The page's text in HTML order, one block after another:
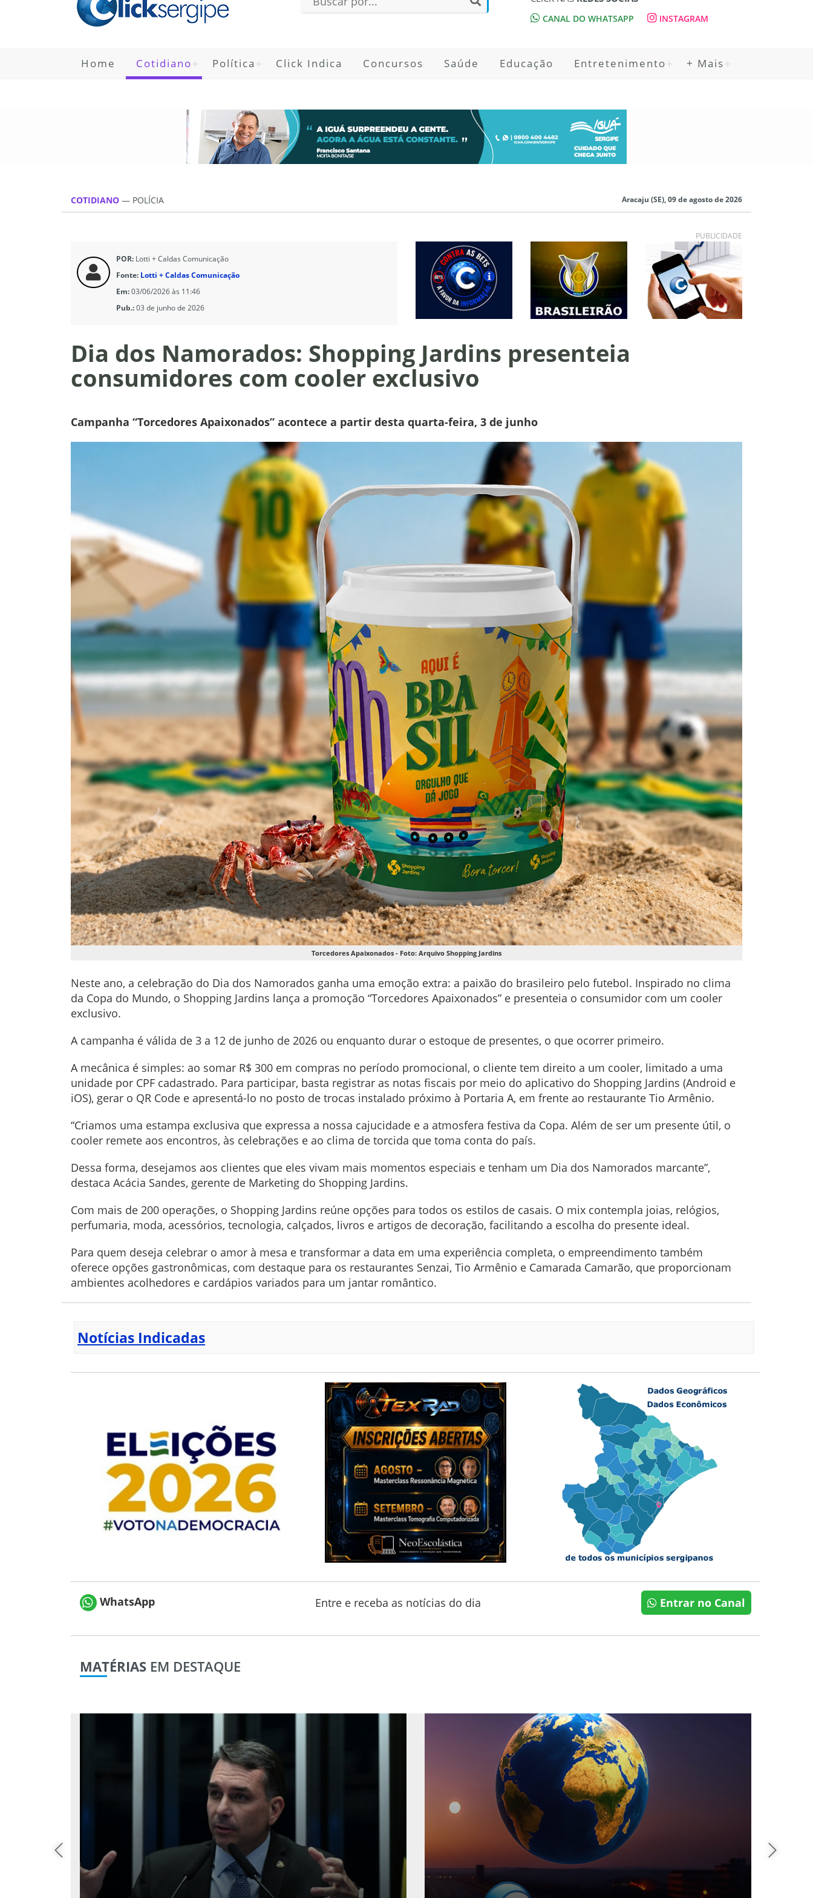
CANAL DO WHATSAPP INSTAGRAM
Home Cotidiano Política Click Indica Concursos Saúde Educação Entretenimento + Mais
COTIDIANO — POLÍCIA Aracaju (SE), 09 de agosto de 2026
PUBLICIDADE
POR: Lotti + Caldas Comunicação
Fonte: Lotti + Caldas Comunicação
Em:03/06/2026 às 11:46
Pub.:03 de junho de 2026
Dia dos Namorados: Shopping Jardins presenteia
consumidores com cooler exclusivo
Campanha “Torcedores Apaixonados” acontece a partir desta quarta-feira, 3 de junho
Torcedores Apaixonados - Foto: Arquivo Shopping Jardins
Neste ano, a celebração do Dia dos Namorados ganha uma emoção extra: a paixão do brasileiro pelo futebol. Inspirado no clima
da Copa do Mundo, o Shopping Jardins lança a promoção “Torcedores Apaixonados” e presenteia o consumidor com um cooler
exclusivo.
A campanha é válida de 3 a 12 de junho de 2026 ou enquanto durar o estoque de presentes, o que ocorrer primeiro.
A mecânica é simples: ao somar R$ 300 em compras no período promocional, o cliente tem direito a um cooler, limitado a uma
unidade por CPF cadastrado. Para participar, basta registrar as notas fiscais por meio do aplicativo do Shopping Jardins (Android e
iOS), gerar o QR Code e apresentá-lo no posto de trocas instalado próximo à Portaria A, em frente ao restaurante Tio Armênio.
“Criamos uma estampa exclusiva que expressa a nossa cajucidade e a atmosfera festiva da Copa. Além de ser um presente útil, o
cooler remete aos encontros, às celebrações e ao clima de torcida que toma conta do país.
Dessa forma, desejamos aos clientes que eles vivam mais momentos especiais e tenham um Dia dos Namorados marcante”,
destaca Acácia Sandes, gerente de Marketing do Shopping Jardins.
Com mais de 200 operações, o Shopping Jardins reúne opções para todos os estilos de casais. O mix contempla joias, relógios,
perfumaria, moda, acessórios, tecnologia, calçados, livros e artigos de decoração, facilitando a escolha do presente ideal.
Para quem deseja celebrar o amor à mesa e transformar a data em uma experiência completa, o empreendimento também
oferece opções gastronômicas, com destaque para os restaurantes Senzai, Tio Armênio e Camarada Camarão, que proporcionam
ambientes acolhedores e cardápios variados para um jantar romântico.
Notícias Indicadas
WhatsApp Entre e receba as notícias do dia Entrar no Canal
MATÉRIAS EM DESTAQUE